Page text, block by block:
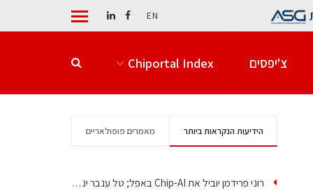
EN
צ'יפסים Chiportal Index
הידיעות הנקראות ביותר מאמרים פופולאריים
רוני פרידמן יוביל את Chip‑AI באפל; טל ענבר ינהל את…